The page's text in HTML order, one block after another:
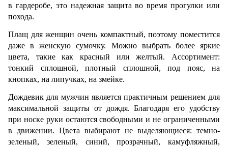
в гардеробе, это надежная защита во время прогулки или
похода.
Плащ для женщин очень компактный, поэтому поместится
даже в женскую сумочку. Можно выбрать более яркие
цвета, такие как красный или желтый. Ассортимент:
тонкий сплошной, плотный сплошной, под пояс, на
кнопках, на липучках, на змейке.
Дождевик для мужчин является практичным решением для
максимальной защиты от дождя. Благодаря его удобству
при носке руки остаются свободными и не ограниченными
в движении. Цвета выбирают не выделяющиеся: темно-
зеленый, зеленый, синий, прозрачный, камуфляжный,